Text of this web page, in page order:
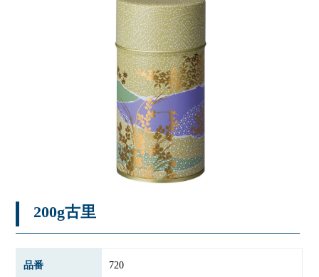
200g古里
品番 720